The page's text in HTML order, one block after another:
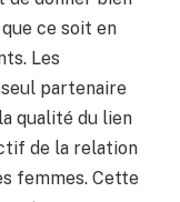
ce soit en
Les
partenaire
qualité du lien
de la relation
femmes. Cette